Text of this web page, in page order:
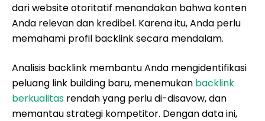
dari website otoritatif menandakan bahwa konten
Anda relevan dan kredibel. Karena itu, Anda perlu
memahami profil backlink secara mendalam.
Analisis backlink membantu Anda mengidentifikasi
peluang link building baru, menemukan backlink
berkualitas rendah yang perlu di-disavow, dan
memantau strategi kompetitor. Dengan data ini,